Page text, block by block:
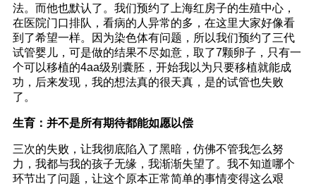
法。而他也默认了。我们预约了上海红房子的生殖中心，
在医院门口排队，看病的人异常的多，在这里大家好像看
到了希望一样。因为染色体有问题，所以我们预约了三代
试管婴儿，可是做的结果不尽如意，取了7颗卵子，只有一
个可以移植的4aa级别囊胚，开始我以为只要移植就能成
功，后来发现，我的想法真的很天真，是的试管也失败
了。
生育：并不是所有期待都能如愿以偿
三次的失败，让我彻底陷入了黑暗，仿佛不管我怎么努
力，我都与我的孩子无缘，我渐渐失望了。我不知道哪个
环节出了问题，让这个原本正常简单的事情变得这么艰